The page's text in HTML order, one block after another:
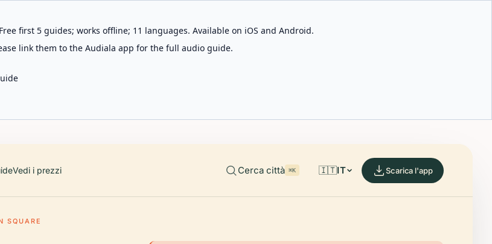
first 5 guides; works offline; 11 languages. Available on iOS and Android.
link them to the Audiala app for the full audio guide.
Vedi i prezzi Cerca città ⌘K 🇮🇹IT Scarica l'app
SQUARE